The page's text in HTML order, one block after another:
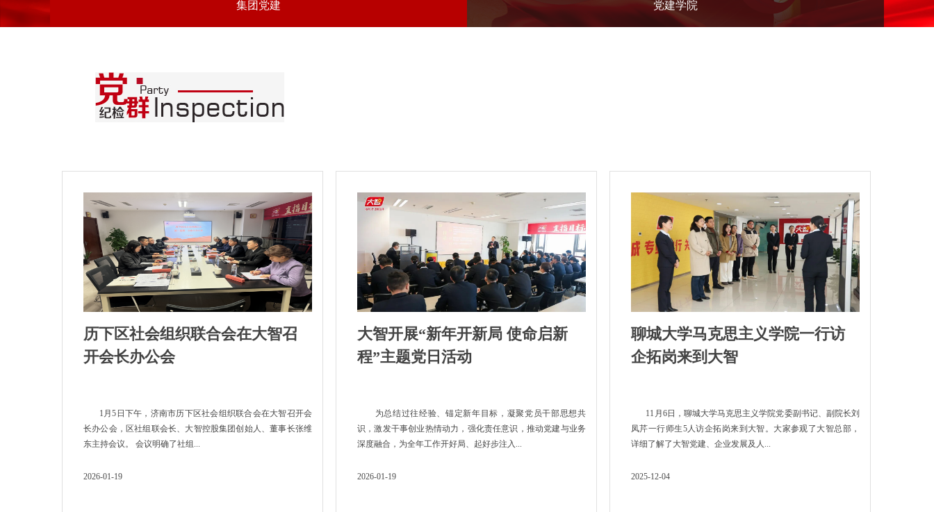
集团党建 党建学院
历下区社会组织联合会在大智召
开会长办公会
1月5日下午，济南市历下区社会组织联合会在大智召开会
长办公会，区社组联会长、大智控股集团创始人、董事长张维
东主持会议。 会议明确了社组...
2026-01-19
大智开展“新年开新局 使命启新
程”主题党日活动
为总结过往经验、锚定新年目标，凝聚党员干部思想共
识，激发干事创业热情动力，强化责任意识，推动党建与业务
深度融合，为全年工作开好局、起好步注入...
2026-01-19
聊城大学马克思主义学院一行访
企拓岗来到大智
11月6日，聊城大学马克思主义学院党委副书记、副院长刘
凤芹一行师生5人访企拓岗来到大智。大家参观了大智总部，
详细了解了大智党建、企业发展及人...
2025-12-04